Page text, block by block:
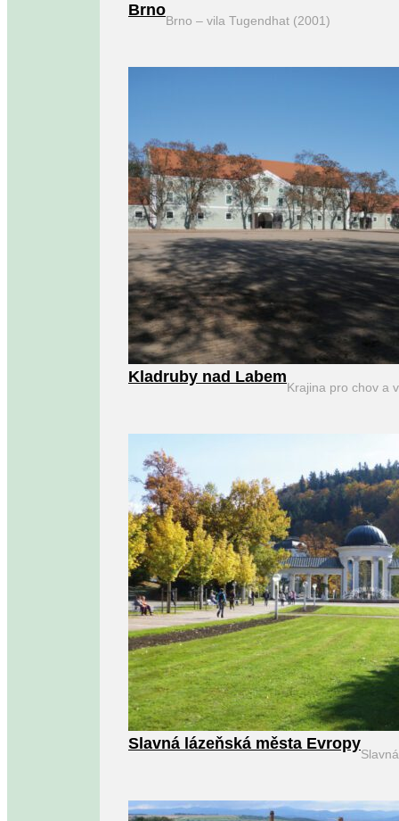
Brno
Brno – vila Tugendhat (2001)
Kladruby nad Labem
Krajina pro chov a
Slavná lázeňská města Evropy